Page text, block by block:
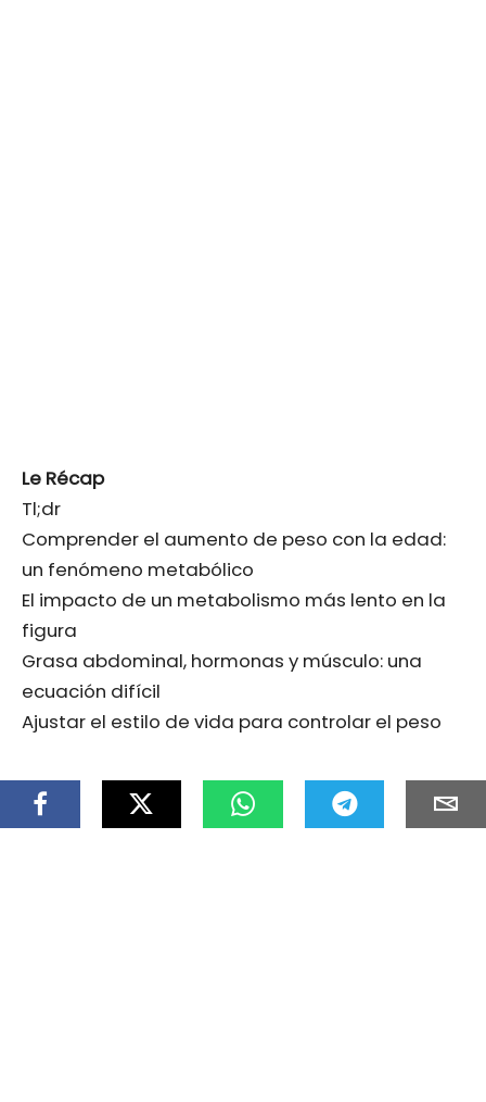
Le Récap
Tl;dr
Comprender el aumento de peso con la edad:
un fenómeno metabólico
El impacto de un metabolismo más lento en la
figura
Grasa abdominal, hormonas y músculo: una
ecuación difícil
Ajustar el estilo de vida para controlar el peso